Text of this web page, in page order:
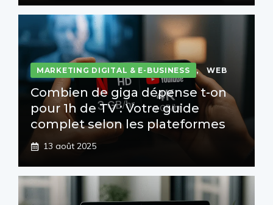
MARKETING DIGITAL & E-BUSINESS , WEB
Combien de giga dépense t-on
pour 1h de TV : Votre guide
complet selon les plateformes
13 août 2025